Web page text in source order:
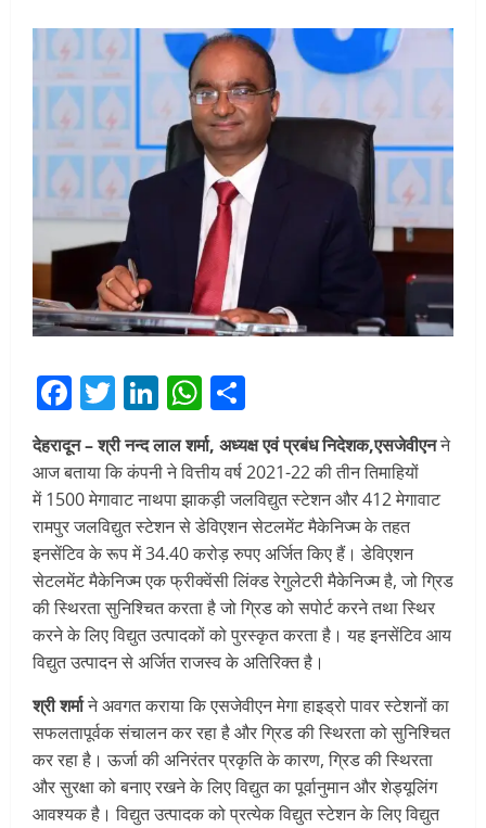
Facebook
Twitter
LinkedIn
WhatsApp
देहरादून –श्री नन्‍द लालशर्मा, अध्यक्ष एवं प्रबंध निदेशक,एसजेवीएनने
आज बताया कि कंपनी ने वित्तीय वर्ष 2021-22 की तीन तिमाहियों
में 1500 मेगावाट नाथपा झाकड़ी जलविद्युत स्‍टेशन और 412 मेगावाट
रामपुर जलविद्युत स्‍टेशन से डेविएशन सेटलमेंट मैकेनिज्‍म के तहत
इनसेंटिव के रूप में 34.40 करोड़ रुपए अर्जित किए हैं। डेविएशन
सेटलमेंट मैकेनिज्‍म एक फ्रीक्वेंसी लिंक्ड रेगुलेटरी मैकेनिज्‍म है, जो ग्रिड
की स्थिरता सुनिश्चित करता है जो ग्रिड को सपोर्ट करने तथा स्थिर
करने के लिए विद्युत उत्‍पादकों को पुरस्कृत करता है। यह इनसेंटिव आय
विद्युत उत्पादन से अर्जित राजस्व के अतिरिक्त है।
श्री शर्माने अवगत कराया कि एसजेवीएन मेगा हाइड्रो पावर स्टेशनों का
सफलतापूर्वक संचालन कर रहा है और ग्रिड की स्थिरता को सुनिश्चित
कर रहा है। ऊर्जा की अनिरंतर प्रकृति के कारण, ग्रिड की स्थिरता
और सुरक्षा को बनाए रखने के लिए विद्युत का पूर्वानुमान और शेड्यू‍लिंग
आवश्यक है। विद्युत उत्‍पादक को प्रत्येक विद्युत स्टेशन के लिए विद्युत